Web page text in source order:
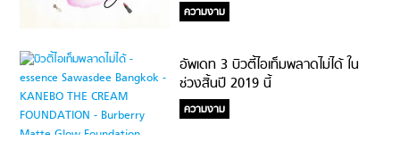
ความงาม
อัพเดท 3 บิวตี้ไอเท็มพลาดไม่ได้ ใน
ช่วงสิ้นปี 2019 นี้
ความงาม